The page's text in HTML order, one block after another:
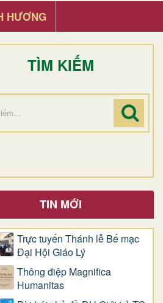
HƯƠNG
TÌM KIẾM
TIN MỚI
Trực tuyến Thánh lễ Bế mạc
Đại Hội Giáo Lý
Thông điệp Magnifica
Humanitas